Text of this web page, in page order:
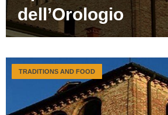
dell’Orologio
TRADITIONS AND FOOD